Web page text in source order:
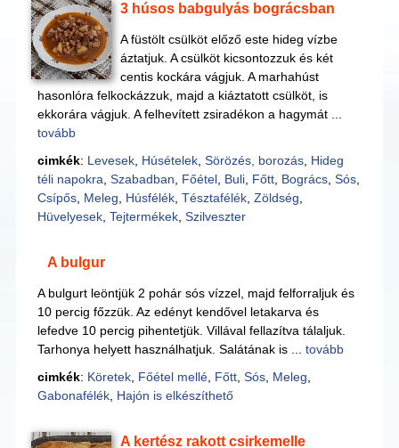
3 húsos babgulyás bográcsban
A füstölt csülköt előző este hideg vízbe
áztatjuk. A csülköt kicsontozzuk és két
centis kockára vágjuk. A marhahúst
hasonlóra felkockázzuk, majd a kiáztatott csülköt, is
ekkorára vágjuk. A felhevített zsiradékon a hagymát ...
tovább
cimkék: Levesek, Húsételek, Sörözés, borozás, Hideg
téli napokra Szabadban Főétel, Buli, Főtt, Bogrács, Sós,
Csípős, Meleg Húsfélék, Tésztafélék, Zöldség
Hüvelyesek, Tejtermékek, Szilveszter
A bulgur
A bulgurt leöntjük 2 pohár sós vízzel, majd felforraljuk és
10 percig főzzük. Az edényt kendővel letakarva és
lefedve 10 percig pihentetjük. Villával fellazítva tálaljuk.
Tarhonya helyett használhatjuk. Salátának is ... tovább
cimkék: Köretek, Főétel mellé, Főtt, Sós, Meleg
Gabonafélék, Hajón is elkészíthető
A kertész rakott csirkemelle